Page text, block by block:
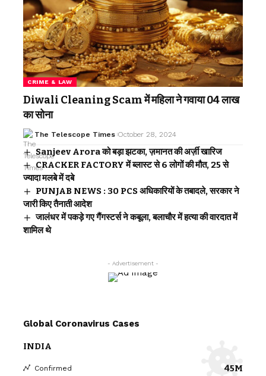
CRIME & LAW
Diwali Cleaning Scam में महिला ने गवाया 04 लाख
का सोना
The Telescope Times October 28, 2024
Sanjeev Arora को बड़ा झटका, ज़मानत की अर्ज़ी खारिज
CRACKER FACTORY में ब्लास्ट से 6 लोगों की मौत, 25 से
ज्यादा मलबे में दबे
PUNJAB NEWS : 30 PCS अधिकारियों के तबादले, सरकार ने
जारी किए तैनाती आदेश
जालंधर में पकड़े गए गैंगस्टर्स ने कबूला, बलाचौर में हत्या की वारदात में
शामिल थे
- Advertisement -
Global Coronavirus Cases
INDIA
Confirmed 45M